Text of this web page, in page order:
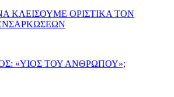
ΚΛΕΙΣΟΥΜΕ ΟΡΙΣΤΙΚΑ ΤΟΝ
«ΥΙΟΣ ΤΟΥ ΑΝΘΡΩΠΟΥ»;